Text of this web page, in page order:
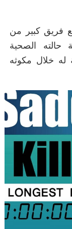
فريق كبير من
لمراقبة حالته الصحية
له خلال مكوثه